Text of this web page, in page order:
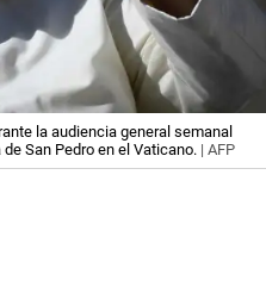
la audiencia general semanal
San Pedro en el Vaticano. | AFP